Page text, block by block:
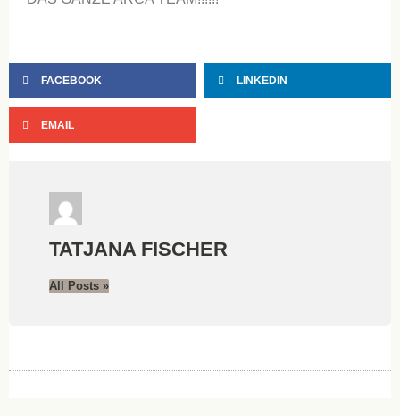
FACEBOOK LINKEDIN
EMAIL
TATJANA FISCHER
All Posts »